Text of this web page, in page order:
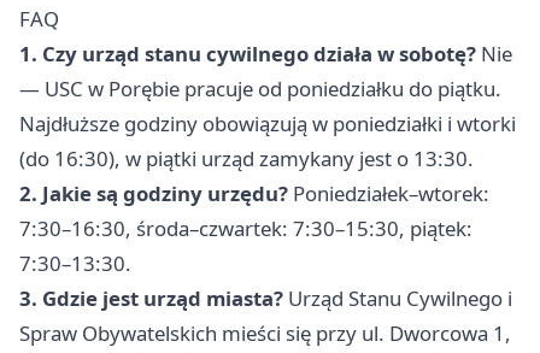
FAQ
1. Czy urząd stanu cywilnego działa w sobotę? Nie
— USC w Porębie pracuje od poniedziałku do piątku.
Najdłuższe godziny obowiązują w poniedziałki i wtorki
(do 16:30), w piątki urząd zamykany jest o 13:30.
2. Jakie są godziny urzędu? Poniedziałek–wtorek:
7:30–16:30, środa–czwartek: 7:30–15:30, piątek:
7:30–13:30.
3. Gdzie jest urząd miasta? Urząd Stanu Cywilnego i
Spraw Obywatelskich mieści się przy ul. Dworcowa 1,